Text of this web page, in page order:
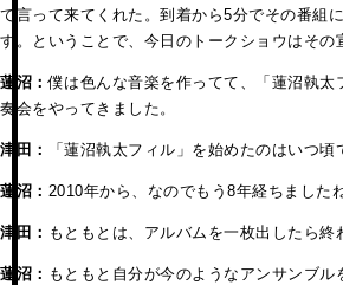
て言って来てくれた。到着から5分でその番組
す。ということで、今日のトークショウはそ
蓮沼：僕は色んな音楽を作ってて、「蓮沼執
奏会をやってきました。
津田： 「蓮沼執太フィル」を始めたのはいつ頃
蓮沼： 2010年から、なのでもう8年経ちました
津田： もともとは、アルバムを一枚出したら
蓮沼： もともと自分が今のようなアンサンブ